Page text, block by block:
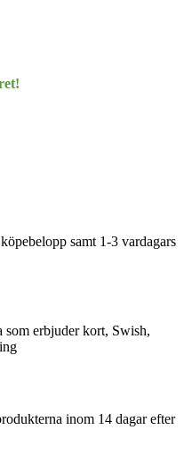
samt 1-3 vardagars
som erbjuder kort, Swish,
inom 14 dagar efter